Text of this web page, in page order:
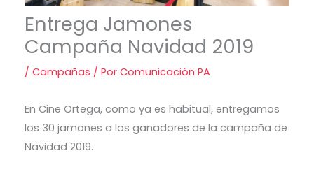
Entrega Jamones
Campaña Navidad 2019
/ Campañas / Por Comunicación PA
En Cine Ortega, como ya es habitual, entregamos
los 30 jamones a los ganadores de la campaña de
Navidad 2019.